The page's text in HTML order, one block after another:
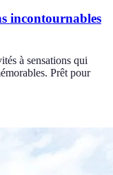
incontournables
à sensations qui
Prêt pour